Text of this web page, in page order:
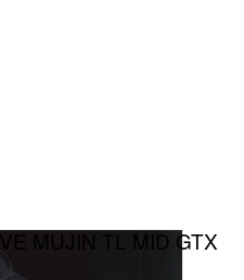
MUJIN TL MID GTX